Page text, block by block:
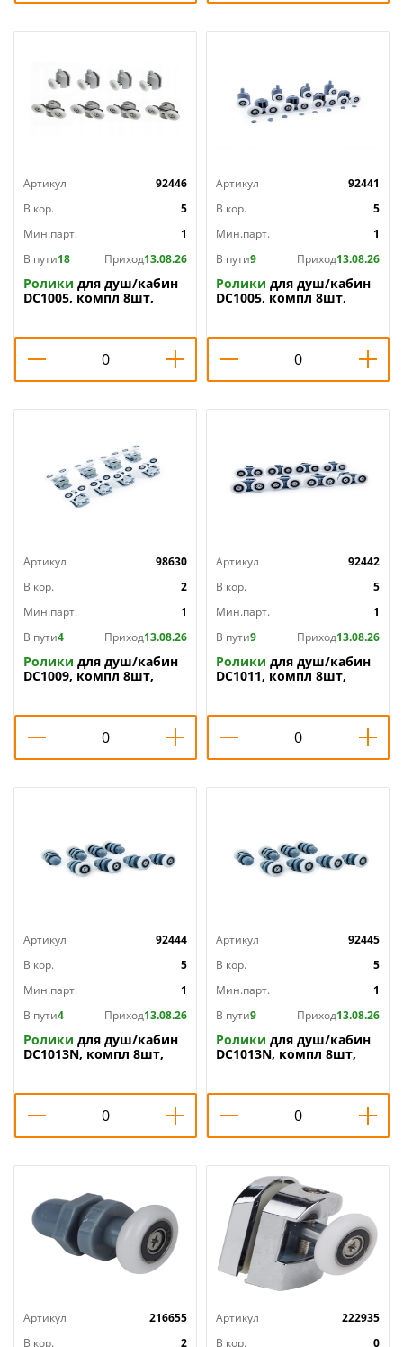
Артикул
92446
В кор.
5
Мин.парт.
1
В пути18 Приход13.08.26
Ролики для душ/кабин
DC1005, компл 8шт,
Артикул
92441
В кор.
5
Мин.парт.
1
В пути9 Приход13.08.26
Ролики для душ/кабин
DC1005, компл 8шт,
Артикул
98630
В кор.
2
Мин.парт.
1
В пути4 Приход13.08.26
Ролики для душ/кабин
DC1009, компл 8шт,
Артикул
92442
В кор.
5
Мин.парт.
1
В пути9 Приход13.08.26
Ролики для душ/кабин
DC1011, компл 8шт,
Артикул
92444
В кор.
5
Мин.парт.
1
В пути4 Приход13.08.26
Ролики для душ/кабин
DC1013N, компл 8шт,
Артикул
92445
В кор.
5
Мин.парт.
1
В пути9 Приход13.08.26
Ролики для душ/кабин
DC1013N, компл 8шт,
Артикул
216655
В кор.
2
Артикул
222935
В кор.
0